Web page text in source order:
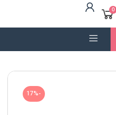
0
-17%